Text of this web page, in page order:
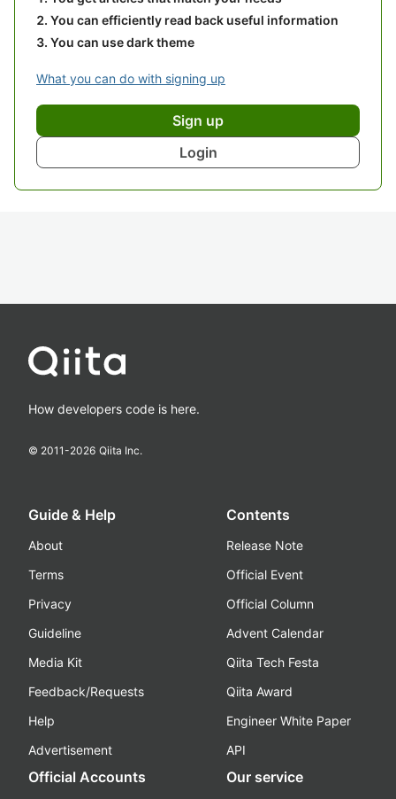
You can efficiently read back useful information
You can use dark theme
What you can do with signing up
Sign up
Login
How developers code is here.
© 2011-2026 Qiita Inc.
Guide & Help
About
Terms
Privacy
Guideline
Media Kit
Feedback/Requests
Help
Advertisement
Contents
Release Note
Official Event
Official Column
Advent Calendar
Qiita Tech Festa
Qiita Award
Engineer White Paper
API
Official Accounts Our service